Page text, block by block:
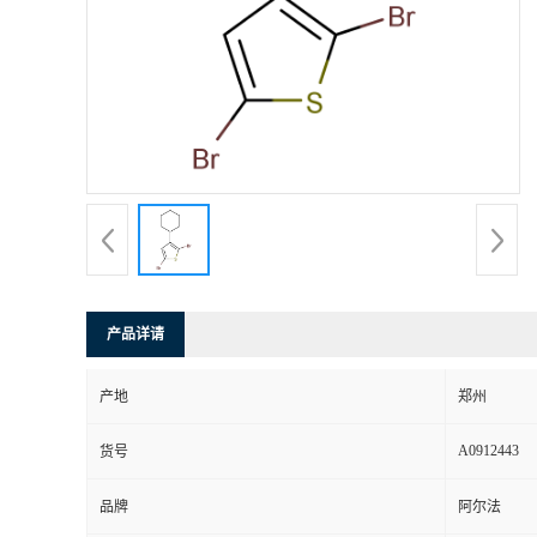
产品详请
产地 郑州
货号 A0912443
品牌 阿尔法